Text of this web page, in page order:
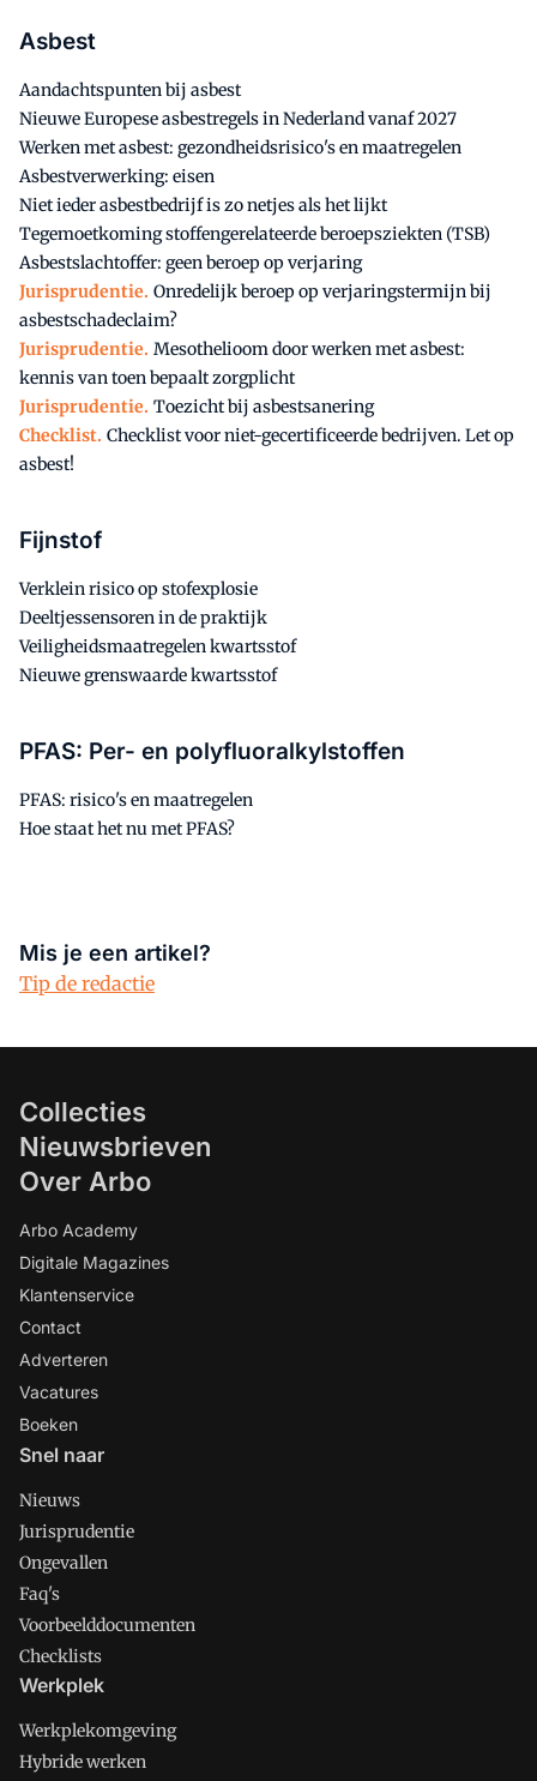
Asbest
Aandachtspunten bij asbest
Nieuwe Europese asbestregels in Nederland vanaf 2027
Werken met asbest: gezondheidsrisico's en maatregelen
Asbestverwerking: eisen
Niet ieder asbestbedrijf is zo netjes als het lijkt
Tegemoetkoming stoffengerelateerde beroepsziekten (TSB)
Asbestslachtoffer: geen beroep op verjaring
Jurisprudentie. Onredelijk beroep op verjaringstermijn bij
asbestschadeclaim?
Jurisprudentie. Mesothelioom door werken met asbest:
kennis van toen bepaalt zorgplicht
Jurisprudentie. Toezicht bij asbestsanering
Checklist. Checklist voor niet-gecertificeerde bedrijven. Let op
asbest!
Fijnstof
Verklein risico op stofexplosie
Deeltjessensoren in de praktijk
Veiligheidsmaatregelen kwartsstof
Nieuwe grenswaarde kwartsstof
PFAS: Per- en polyfluoralkylstoffen
PFAS: risico's en maatregelen
Hoe staat het nu met PFAS?
Mis je een artikel?
Tip de redactie
Collecties
Nieuwsbrieven
Over Arbo
Arbo Academy
Digitale Magazines
Klantenservice
Contact
Adverteren
Vacatures
Boeken
Snel naar
Nieuws
Jurisprudentie
Ongevallen
Faq's
Voorbeelddocumenten
Checklists
Werkplek
Werkplekomgeving
Hybride werken